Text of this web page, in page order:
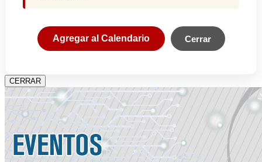
Agregar al Calendario Cerrar
CERRAR